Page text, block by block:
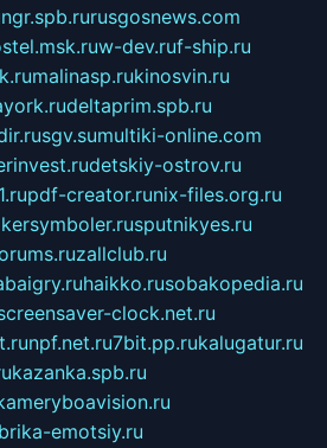
ngr.spb.rurusgosnews.com
w-dev.ruf-ship.ru
malinasp.rukinosvin.ru
deltaprim.spb.ru
sgv.sumultiki-online.com
detskiy-ostrov.ru
pdf-creator.runix-files.org.ru
sputnikyes.ru
zallclub.ru
haikko.rusobakopedia.ru
clock.net.ru
npf.net.ru7bit.pp.rukalugatur.ru
kazanka.spb.ru
emotsiy.ru